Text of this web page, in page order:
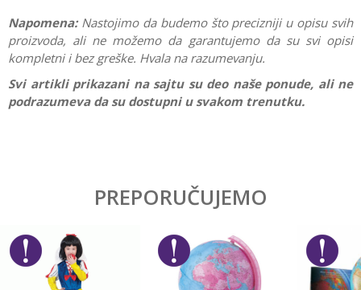
Napomena: Nastojimo da budemo što precizniji u opisu svih
proizvoda, ali ne možemo da garantujemo da su svi opisi
kompletni i bez greške. Hvala na razumevanju.
Svi artikli prikazani na sajtu su deo naše ponude, ali ne
podrazumeva da su dostupni u svakom trenutku.
Devojčice, Dečaci
Brend
Pino toys
Materijal
Drvo
Email
PREPORUČUJEMO